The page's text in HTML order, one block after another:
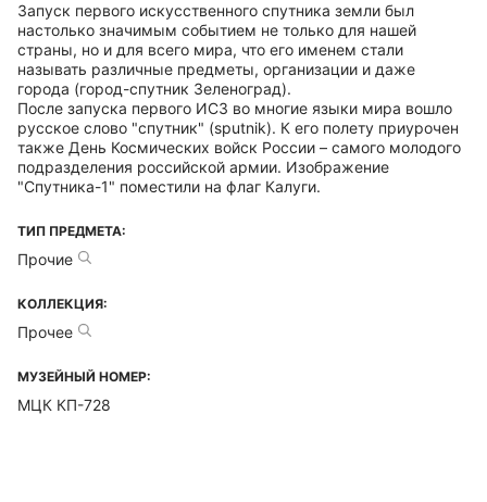
Запуск первого искусственного спутника земли был
настолько значимым событием не только для нашей
страны, но и для всего мира, что его именем стали
называть различные предметы, организации и даже
города (город-спутник Зеленоград).
После запуска первого ИСЗ во многие языки мира вошло
русское слово "спутник" (sputnik). К его полету приурочен
также День Космических войск России – самого молодого
подразделения российской армии. Изображение
"Спутника-1" поместили на флаг Калуги.
ТИП ПРЕДМЕТА:
Прочие
КОЛЛЕКЦИЯ:
Прочее
МУЗЕЙНЫЙ НОМЕР:
МЦК КП-728